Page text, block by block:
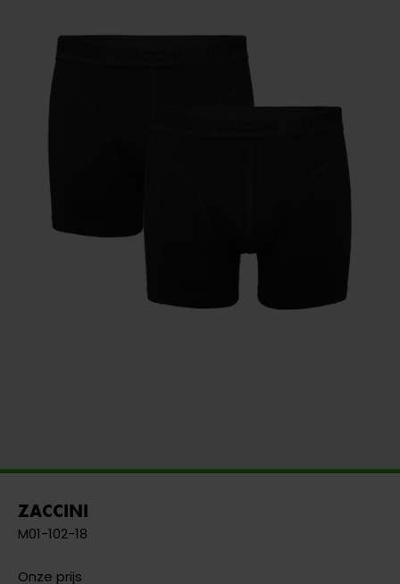
ZACCINI
M01-102-18
Onze prijs